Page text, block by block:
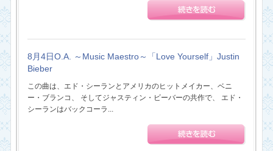
8月4日O.A. ～Music Maestro～「Love Yourself」Justin
Bieber
この曲は、エド・シーランとアメリカのヒットメイカー、ベニ
ー・ブランコ、 そしてジャスティン・ビーバーの共作で、 エド・
シーランはバックコーラ...